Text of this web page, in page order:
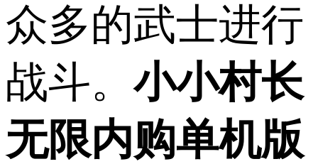
众多的武士进行
战斗。小小村长
无限内购单机版